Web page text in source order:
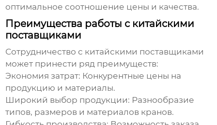
оптимальное соотношение цены и качества.
Преимущества работы с китайскими
поставщиками
Сотрудничество с китайскими поставщиками
может принести ряд преимуществ:
Экономия затрат: Конкурентные цены на
продукцию и материалы.
Широкий выбор продукции: Разнообразие
типов, размеров и материалов кранов.